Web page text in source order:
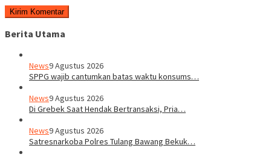
Berita Utama
News9 Agustus 2026
SPPG wajib cantumkan batas waktu konsums…
News9 Agustus 2026
Di Grebek Saat Hendak Bertransaksi, Pria…
News9 Agustus 2026
Satresnarkoba Polres Tulang Bawang Bekuk…